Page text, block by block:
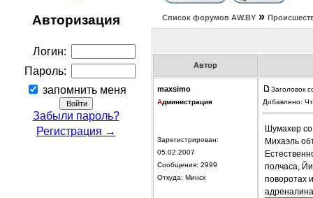
Авторизация
Логин:
Пароль:
запомнить меня
Забыли пароль?
Регистрация →
Список форумов АW.BY »
Автор
maxsimo
Администрация
Зарегистрирован:
05.02.2007
Сообщения: 2999
Откуда: Минск
Заголовок
Добавлено:
Шумахер
Михаэль
полчаса,
поворотах